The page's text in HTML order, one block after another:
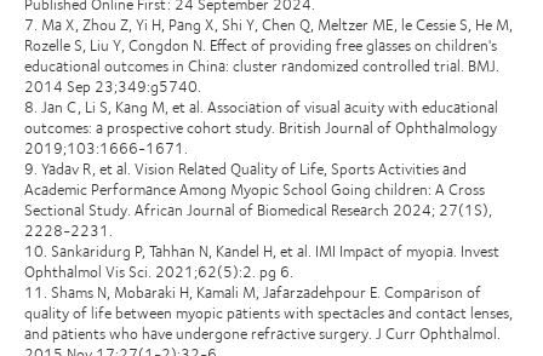
7. Ma X, Zhou Z, Yi H, Pang X, Shi Y, Chen Q, Meltzer ME, le Cessie S, He M,
Rozelle S, Liu Y, Congdon N. Effect of providing free glasses on children's
educational outcomes in China: cluster randomized controlled trial. BMJ.
2014 Sep 23;349:g5740.
8. Jan C, Li S, Kang M, et al. Association of visual acuity with educational
outcomes: a prospective cohort study. British Journal of Ophthalmology
2019;103:1666-1671.
9. Yadav R, et al. Vision Related Quality of Life, Sports Activities and
Academic Performance Among Myopic School Going children: A Cross
Sectional Study. African Journal of Biomedical Research 2024; 27(1S),
2228-2231.
10. Sankaridurg P, Tahhan N, Kandel H, et al. IMI Impact of myopia. Invest
Ophthalmol Vis Sci. 2021;62(5):2. pg 6.
11. Shams N, Mobaraki H, Kamali M, Jafarzadehpour E. Comparison of
quality of life between myopic patients with spectacles and contact lenses,
and patients who have undergone refractive surgery. J Curr Ophthalmol.